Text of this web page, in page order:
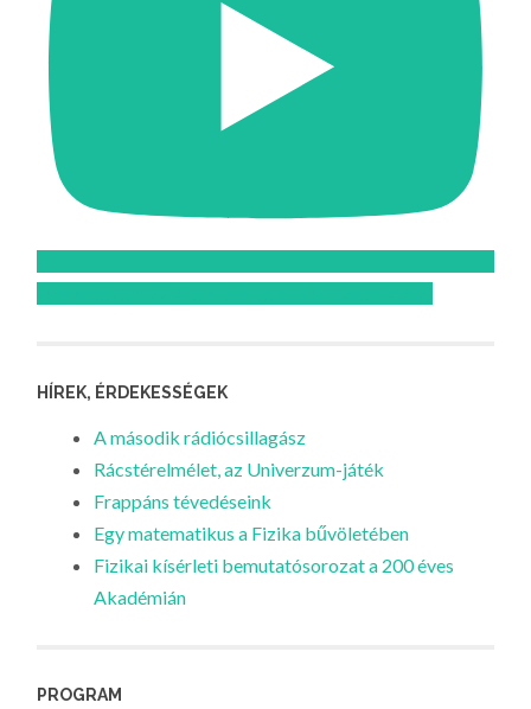
HÍREK, ÉRDEKESSÉGEK
A második rádiócsillagász
Rácstérelmélet, az Univerzum-játék
Frappáns tévedéseink
Egy matematikus a Fizika bűvöletében
Fizikai kísérleti bemutatósorozat a 200 éves
Akadémián
PROGRAM